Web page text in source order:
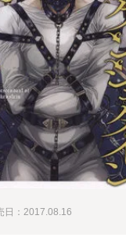
日：2017.08.16